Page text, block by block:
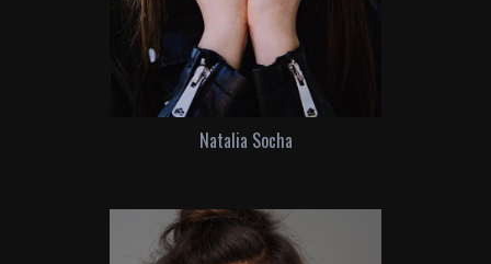
Natalia Socha